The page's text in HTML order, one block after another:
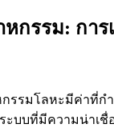
กรรม: กา
รรมโลหะมีค่าที่ก
ะบบที่มีความน่าเชื่